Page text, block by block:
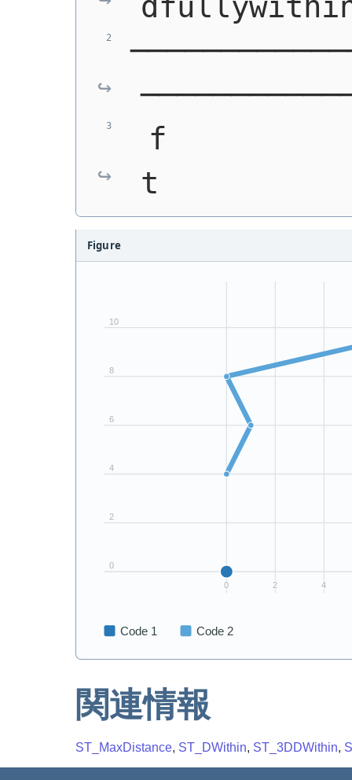
f
t
Figure
関連情報
ST_MaxDistance, ST_DWithin, ST_3DDWithin,